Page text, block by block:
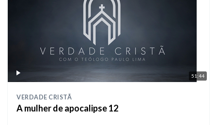
51:44
VERDADE CRISTÃ
A mulher de apocalipse 12